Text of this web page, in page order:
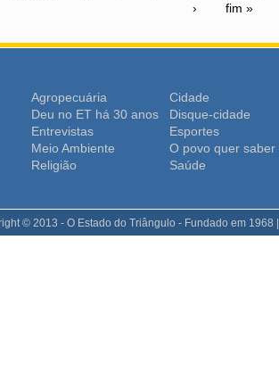
›
fim »
Agropecuária
Cidade
Deu no ET há 30 anos
Disque-cidade
Entrevistas
Esportes
Meio Ambiente
O povo quer saber
Religião Saúde
© 2013 - O Estado do Triângulo - Fundado em